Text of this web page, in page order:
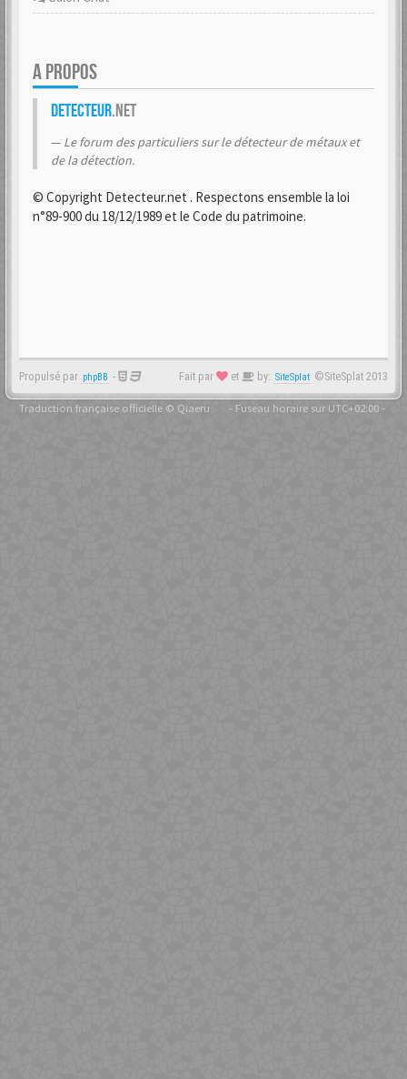
A PROPOS
Detecteur.net
Le forum des particuliers sur le détecteur de métaux et
de la détection.
© Copyright Detecteur.net . Respectons ensemble la loi
n°89-900 du 18/12/1989 et le Code du patrimoine.
Propulsé par phpBB - Fait par et by: SiteSplat ©SiteSplat 2013
Traduction française officielle © Qiaeru - Fuseau horaire sur UTC+02:00-